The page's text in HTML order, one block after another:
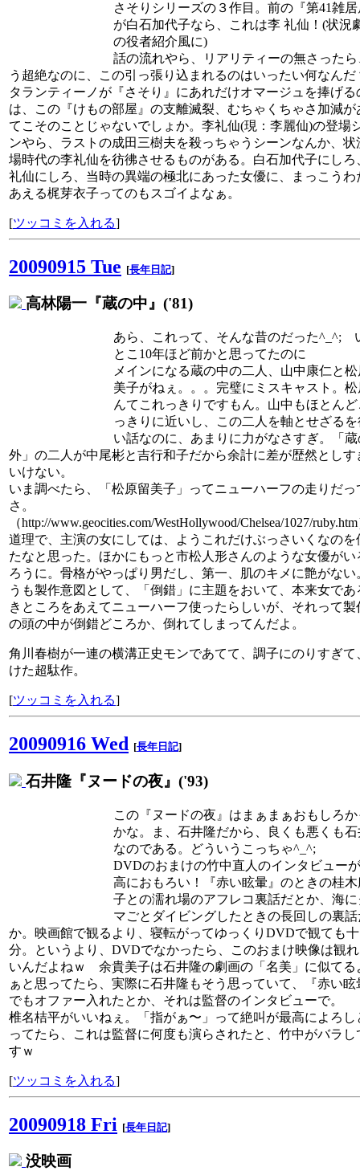
さそりシリーズの３作目。前の『第41雑
が白石加代子なら、これは李 礼仙！(状況
の役者紹介風に)
話の流れやら、リアリティーの無さった
う超絶なのに、この引っ張り込まれるのはいったい何なん
タランティーノが『さそり』にあれだけオマージュを捧げる
は、この『けもの部屋』の支離滅裂、むちゃくちゃさ加減が
てこそのことじゃないでしょか。李礼仙(現：李麗仙)の登場
ンやら、ラストの成田三樹夫を殺っちゃうシーンなんか、状
場時代の李礼仙を彷彿させるものがある。白石加代子にしろ
礼仙にしろ、当時の異端の極北にあった女優に、まっこうわ
あえる梶芽衣子ってのもスゴイよなぁ。
[ツッコミを入れる]
20090915 Tue [長年日記]
高林陽一『蔵の中』('81)
あら、これって、そんな昔のだった^_^;
とこ10年ほど前かと思ってたのに
メインになる蔵の中の二人、山中康仁と
美子がねぇ。。。完璧にミスキャスト。
んてこれっきりですもん。山中もほとん
っきりに近いし、この二人を軸とせざる
い話なのに、あまりに力がなさすぎ。「蔵
外」の二人が中尾彬と吉行和子だから余計に差が歴然としす
いけない。
いま調べたら、「松原留美子」ってニューハーフの走りだっ
さ。
（http://www.geocities.com/WestHollywood/Chelsea/1027/
道理で、主演の女にしては、ようこれだけぶっさいくなのを
たなと思った。ほかにもっと市松人形さんのような女優がい
ろうに。骨格がやっぱり男だし、第一、肌のキメに艶がない
うも製作意図として、「倒錯」に主題をおいて、本来女であ
きところをあえてニューハーフ使ったらしいが、それって製
の頭の中が倒錯どころか、倒れてしまってんだよ。
角川春樹が一連の横溝正史モンであてて、調子にのりすぎて
けた超駄作。
[ツッコミを入れる]
20090916 Wed [長年日記]
石井隆『ヌードの夜』('93)
この『ヌードの夜』はまぁまぁおもしろ
かな。ま、石井隆だから、良くも悪くも
なのである。どういうこっちゃ^_^;
DVDのおまけの竹中直人のインタビュー
高におもろい！『赤い眩暈』のときの桂
子との濡れ場のアフレコ裏話だとか、海
マごとダイビングしたときの長回しの裏
か。映画館で観るより、寝転がってゆっくりDVDで観ても十
分。というより、DVDでなかったら、このおまけ映像は観
いんだよねｗ 余貴美子は石井隆の劇画の「名美」に似てる
ぁと思ってたら、実際に石井隆もそう思っていて、『赤い眩
でもオファー入れたとか、それは監督のインタビューで。
椎名桔平がいいねぇ。「指がぁ〜」って絶叫が最高によろし
ってたら、これは監督に何度も演らされたと、竹中がバラし
すｗ
[ツッコミを入れる]
20090918 Fri [長年日記]
没映画